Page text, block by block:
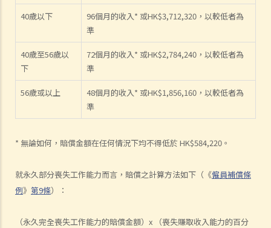
40歲以下
96個月的收入* 或HK$3,712,320，以較低者為
準
40歲至56歲以
下
72個月的收入* 或HK$2,784,240，以較低者為
準
56歲或以上
48個月的收入* 或HK$1,856,160，以較低者為
準
* 無論如何，賠償金額在任何情況下均不得低於 HK$584,220。
就永久部分喪失工作能力而言，賠償之計算方法如下（《僱員補償條
例》 第9條）：
（永久完全喪失工作能力的賠償金額）x （喪失賺取收入能力的百分
2. 我上個月的薪金已被拖欠了十天，我的老闆有否觸犯法律？
3. 我已被拖欠了一個月薪金，而老闆告訴我他已無能力支付薪金，他有
否違反僱傭合約？我可否即時終止僱傭合約以及提出索償？
4. 我的工作地方突然被關閉，而自上個月起我便沒有再收到薪金，我認
為公司的財政已陷入困境，而公司亦很可能面臨清盤。我能否取回全部
（或部分）薪金？
5. 假如僱主面臨破產 / 清盤，我可以從哪處獲得協助？
6. 如果我上班遲到，我的僱主可以扣除我的工資嗎？
7. 僱主可否單方面減少僱員的工資，安排無薪假，或更改僱傭合約條款
8. 建築及營造行業的總承判商有沒有責任支付次承判商的僱員的工資？
9. 工資是否包括酌情發給的佣金或花紅？
11. 如何計算年終酬金？我可於何時收取有關的款項？